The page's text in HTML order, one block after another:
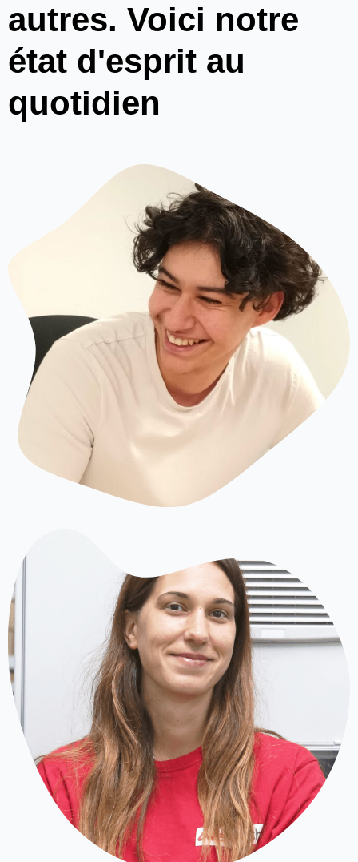
autres. Voici notre
état d'esprit au
quotidien